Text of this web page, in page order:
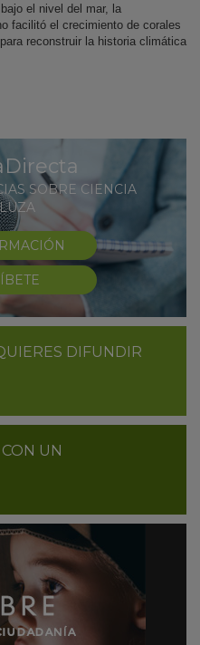
el nivel del mar, la
facilitó el crecimiento de corales
reconstruir la historia climática
SOBRE CIENCIA
DIFUNDIR
UN